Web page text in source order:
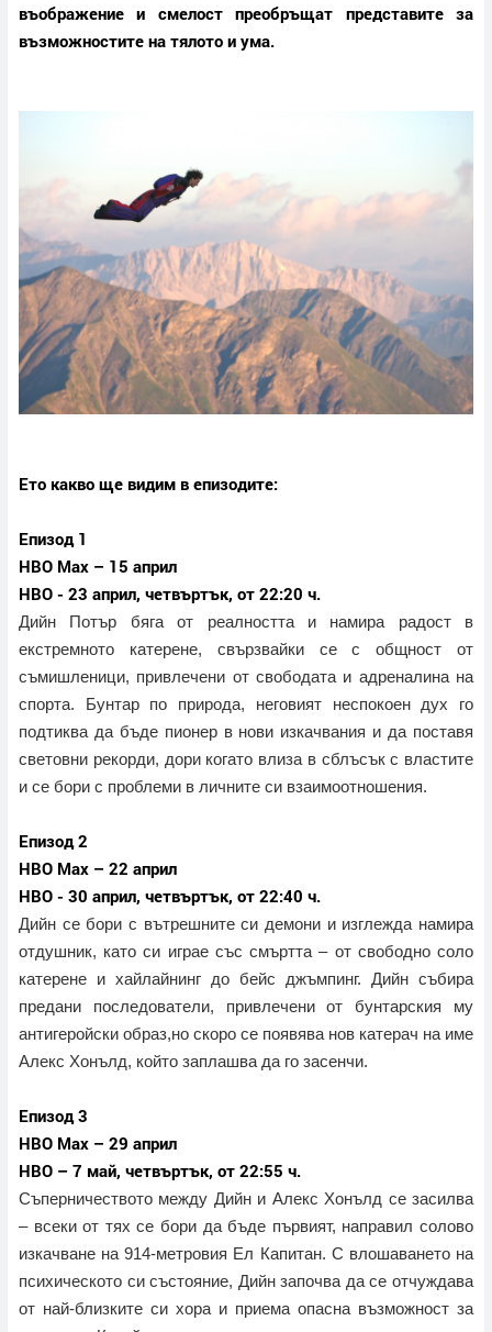
въображение и смелост преобръщат представите за
възможностите на тялото и ума.
Ето какво ще видим в епизодите:
Епизод 1
HBO Max – 15 април
HBO - 23 април, четвъртък, от 22:20 ч.
Дийн Потър бяга от реалността и намира радост в
екстремното катерене, свързвайки се с общност от
съмишленици, привлечени от свободата и адреналина на
спорта. Бунтар по природа, неговият неспокоен дух го
подтиква да бъде пионер в нови изкачвания и да поставя
световни рекорди, дори когато влиза в сблъсък с властите
и се бори с проблеми в личните си взаимоотношения.
Епизод 2
HBO Max – 22 април
HBO - 30 април, четвъртък, от 22:40 ч.
Дийн се бори с вътрешните си демони и изглежда намира
отдушник, като си играе със смъртта – от свободно соло
катерене и хайлайнинг до бейс джъмпинг. Дийн събира
предани последователи, привлечени от бунтарския му
антигеройски образ,но скоро се появява нов катерач на име
Алекс Хонълд, който заплашва да го засенчи.
Епизод 3
HBO Max – 29 април
HBO – 7 май, четвъртък, от 22:55 ч.
Съперничеството между Дийн и Алекс Хонълд се засилва
– всеки от тях се бори да бъде първият, направил солово
изкачване на 914-метровия Ел Капитан. С влошаването на
психическото си състояние, Дийн започва да се отчуждава
от най-близките си хора и приема опасна възможност за